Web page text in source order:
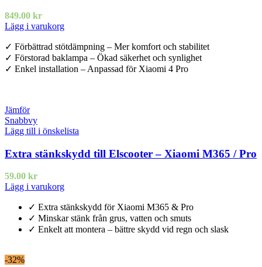
849.00 kr
Lägg i varukorg
✓ Förbättrad stötdämpning – Mer komfort och stabilitet
✓ Förstorad baklampa – Ökad säkerhet och synlighet
✓ Enkel installation – Anpassad för Xiaomi 4 Pro
Jämför
Snabbvy
Lägg till i önskelista
Extra stänkskydd till Elscooter – Xiaomi M365 / Pro
59.00 kr
Lägg i varukorg
✓ Extra stänkskydd för Xiaomi M365 & Pro
✓ Minskar stänk från grus, vatten och smuts
✓ Enkelt att montera – bättre skydd vid regn och slask
-32%